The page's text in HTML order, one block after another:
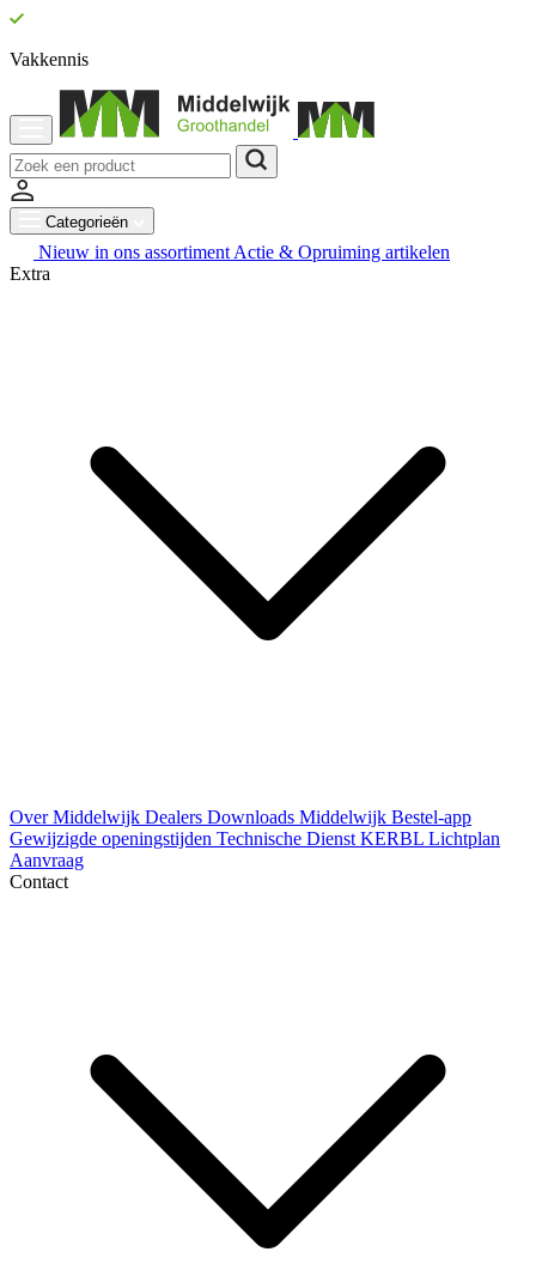
Vakkennis
Categorieën
Nieuw in ons assortiment Actie & Opruiming artikelen
Extra
Over Middelwijk Dealers Downloads Middelwijk Bestel-app
Gewijzigde openingstijden Technische Dienst KERBL Lichtplan
Aanvraag
Contact